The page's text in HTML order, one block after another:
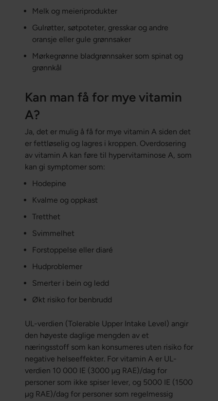
Melk og meieriprodukter
Gulrøtter, søtpoteter, gresskar og andre
oransje eller gule grønnsaker
Mørkegrønne bladgrønnsaker som spinat og
grønnkål
Kan man få for mye vitamin
A?
Ja, det er mulig å få for mye vitamin A siden det
er fettløselig og lagres i kroppen. Overdosering
av vitamin A kan føre til hypervitaminose A, som
kan gi symptomer som:
Hodepine
Kvalme og oppkast
Tretthet
Svimmelhet
Forstoppelse eller diaré
Hudproblemer
Smerter i bein og ledd
Økt risiko for benbrudd
UL-verdien (Tolerable Upper Intake Level) angir
den høyeste daglige mengden av et
næringsstoff som kan konsumeres uten risiko for
negative helseeffekter. For vitamin A er UL-
verdien 10 000 IE (3000 µg RAE)/dag for
personer som ikke spiser lever, og 5000 IE (1500
µg RAE)/dag for personer som regelmessig